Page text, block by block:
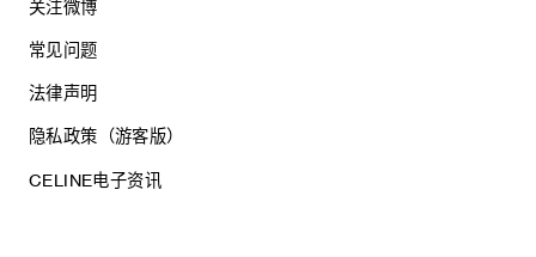
关注微博
常见问题
法律声明
隐私政策（游客版）
CELINE电子资讯